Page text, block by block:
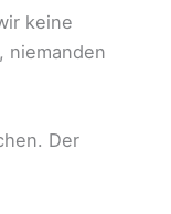
keine
niemanden
Der